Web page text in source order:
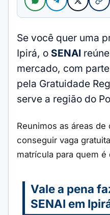
Se você quer uma
Ipirá, o SENAI
mercado, com
pela Gratuidade
serve a região do
Reunimos as áreas
conseguir vaga
matrícula para quem é
Vale a pena
SENAI em